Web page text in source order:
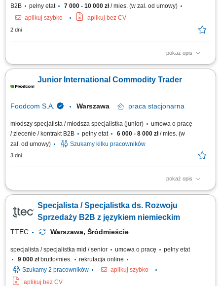
B2B
pełny etat 7 000 - 10 000 zł/ mies. (w zal. od umowy)
aplikuj szybko
aplikuj bez CV
2 dni
pokaż opis
Zakres obowiązków: opieka nad klientami B2B (sklepy muzyczne,
aktywna współpraca z odbiorcami w całej Polsce; realizacja planów
Junior International Commodity Trader
Foodcom S.A. Warszawa praca stacjonarna
młodszy specjalista / młodsza specjalistka (junior)
umowa o pracę
/ zlecenie / kontrakt B2B
pełny etat 6 000 - 8 000 zł/ mies. (w
zal. od umowy)
Szukamy kilku pracowników
3 dni
pokaż opis
Obowiązki: Nawiązywanie relacji handlowych z Klientami B2B na
Nadzorowanie procesu sprzedaży towaru do klienta; Utrzymywanie
dobrych relacji z dostawcami i Klientami; Badanie źródeł nowych
Specjalista / Specjalistka ds. Rozwoju
Sprzedaży B2B z językiem niemieckim
TTEC Warszawa, Śródmieście
specjalista / specjalistka mid / senior umowa o pracę
pełny etat
9 000 złbrutto/mies.
rekrutacja online
Szukamy 2 pracowników
aplikuj szybko
aplikuj bez CV